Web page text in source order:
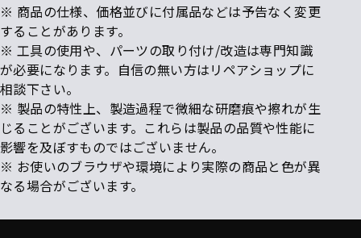
※ 商品の仕様、価格並びに付属品などは予告なく変更
することがあります。
※ 工具の使用や、パーツの取り付け/改造は専門知識
が必要になります。自信の無い方はリペアショップに
相談下さい。
※ 製品の特性上、製造過程で微細な研磨痕や擦れが生
じることがございます。これらは製品の品質や性能に
影響を及ぼすものではございません。
※ お使いのブラウザや環境により実際の商品と色が異
なる場合がございます。